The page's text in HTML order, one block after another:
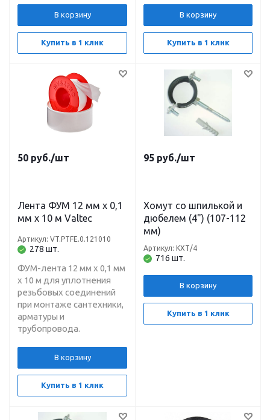
В корзину
Купить в 1 клик
В корзину
Купить в 1 клик
50 руб./шт
Лента ФУМ 12 мм х 0,1
мм х 10 м Valtec
278 шт.
Артикул: VT.PTFE.0.121010
ФУМ-лента 12 мм х 0,1 мм
х 10 м для уплотнения
резьбовых соединений
при монтаже сантехники,
арматуры и
трубопровода.
В корзину
Купить в 1 клик
95 руб./шт
Хомут со шпилькой и
дюбелем (4") (107-112
мм)
716 шт.
Артикул: КХТ/4
В корзину
Купить в 1 клик